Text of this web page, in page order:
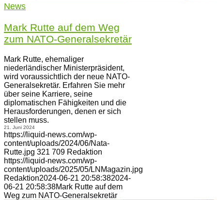
News
Mark Rutte auf dem Weg
zum NATO-Generalsekretär
Mark Rutte, ehemaliger
niederländischer Ministerpräsident,
wird voraussichtlich der neue NATO-
Generalsekretär. Erfahren Sie mehr
über seine Karriere, seine
diplomatischen Fähigkeiten und die
Herausforderungen, denen er sich
stellen muss.
21. Juni 2024
https://liquid-news.com/wp-
content/uploads/2024/06/Nata-
Rutte.jpg 321 709 Redaktion
https://liquid-news.com/wp-
content/uploads/2025/05/LNMagazin.jpg
Redaktion2024-06-21 20:58:382024-
06-21 20:58:38Mark Rutte auf dem
Weg zum NATO-Generalsekretär